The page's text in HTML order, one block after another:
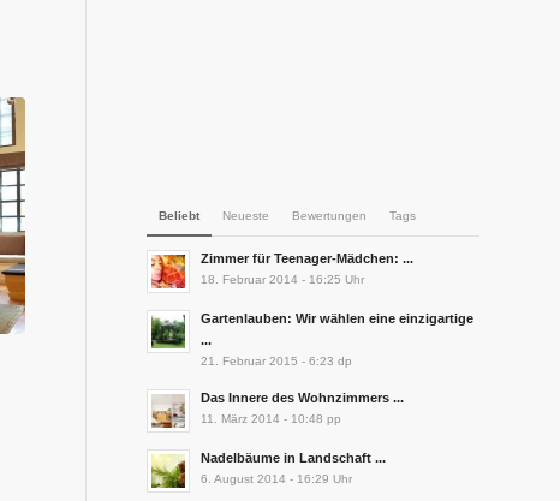
Beliebt Neueste Bewertungen Tags
Zimmer für Teenager-Mädchen: ...
18. Februar 2014 - 16:25 Uhr
Gartenlauben: Wir wählen eine einzigartige
...
21. Februar 2015 - 6:23 dp
Das Innere des Wohnzimmers ...
11. März 2014 - 10:48 pp
Nadelbäume in Landschaft ...
6. August 2014 - 16:29 Uhr